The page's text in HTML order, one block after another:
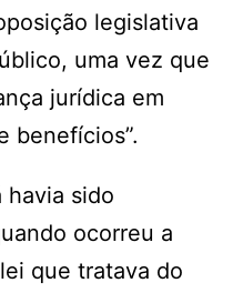
legislativa
uma vez que
jurídica em
benefícios”.
havia sido
ocorreu a
que tratava do